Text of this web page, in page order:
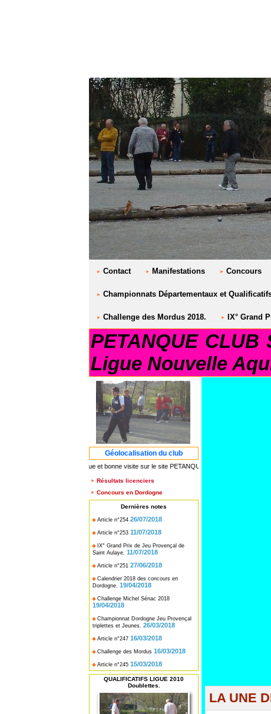
Contact Manifestations Concours
Championnats Départementaux et
Challenge des Mordus 2018. IX° Grand
PETANQUE
Ligue Nouvelle
Géolocalisation du club
*** Bienvenue et bonne visite sur le site PETANQUE CLUB SAINT AULAYE***
Résultats licenciers
Concours en Dordogne
Dernières notes
Article n°254 26/07/2018
Article n°253 11/07/2018
IX° Grand Prix de Jeu Provençal de
Saint Aulaye. 11/07/2018
Article n°251 27/06/2018
Calendrier 2018 des concours en
Dordogne. 19/04/2018
Challenge Michel Sénac 2018
19/04/2018
Championnat Dordogne Jeu Provençal
triplettes et Jeunes. 26/03/2018
Article n°247 16/03/2018
Challenge des Mordus 16/03/2018
Article n°245 15/03/2018
QUALIFICATIFS LIGUE 2010
Doublettes.
LA UNE